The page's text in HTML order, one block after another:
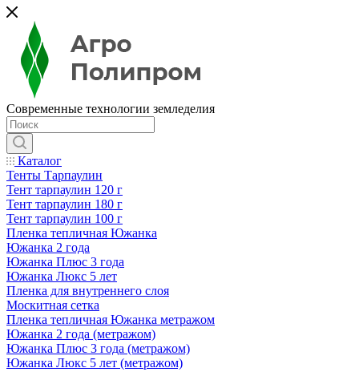
Современные технологии земледелия
Каталог
Тенты Тарпаулин
Тент тарпаулин 120 г
Тент тарпаулин 180 г
Тент тарпаулин 100 г
Пленка тепличная Южанка
Южанка 2 года
Южанка Плюс 3 года
Южанка Люкс 5 лет
Пленка для внутреннего слоя
Москитная сетка
Пленка тепличная Южанка метражом
Южанка 2 года (метражом)
Южанка Плюс 3 года (метражом)
Южанка Люкс 5 лет (метражом)